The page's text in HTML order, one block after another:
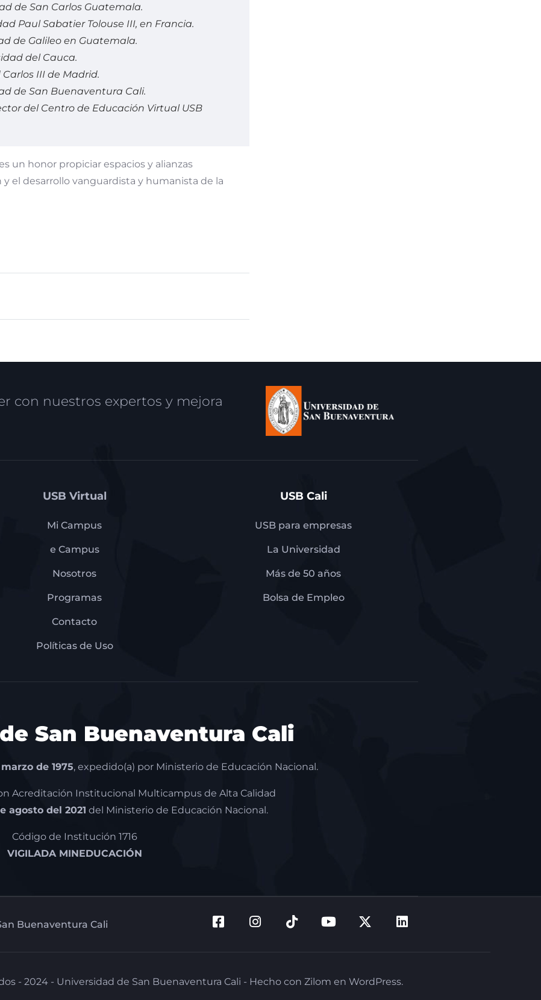
de San Carlos Guatemala.
Paul Sabatier Tolouse III, en Francia.
de Galileo en Guatemala.
del Cauca.
III de Madrid.
de San Buenaventura Cali.
del Centro de Educación Virtual USB
un honor propiciar espacios y alianzas
el desarrollo vanguardista y humanista de la
con nuestros expertos y mejora
USB Virtual
Mi Campus
e Campus
Nosotros
Programas
Contacto
Políticas de Uso
USB Cali
USB para empresas
La Universidad
Más de 50 años
Bolsa de Empleo
San Buenaventura Cali
de 1975, expedido(a) por Ministerio de Educación Nacional.
Acreditación Institucional Multicampus de Alta Calidad
agosto del 2021 del Ministerio de Educación Nacional.
Código de Institución 1716
VIGILADA MINEDUCACIÓN
Buenaventura Cali
- 2024 - Universidad de San Buenaventura Cali - Hecho con Zilom en WordPress.